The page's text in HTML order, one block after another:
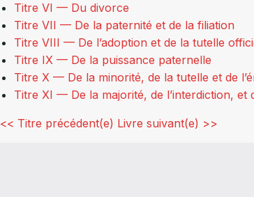
Titre VI — Du divorce
Titre VII — De la paternité et de la filiation
Titre VIII — De l’adoption et de la tutelle
Titre IX — De la puissance paternelle
Titre X — De la minorité, de la tutelle et de
Titre XI — De la majorité, de l’interdiction, et
<< Titre précédent(e) Livre suivant(e) >>